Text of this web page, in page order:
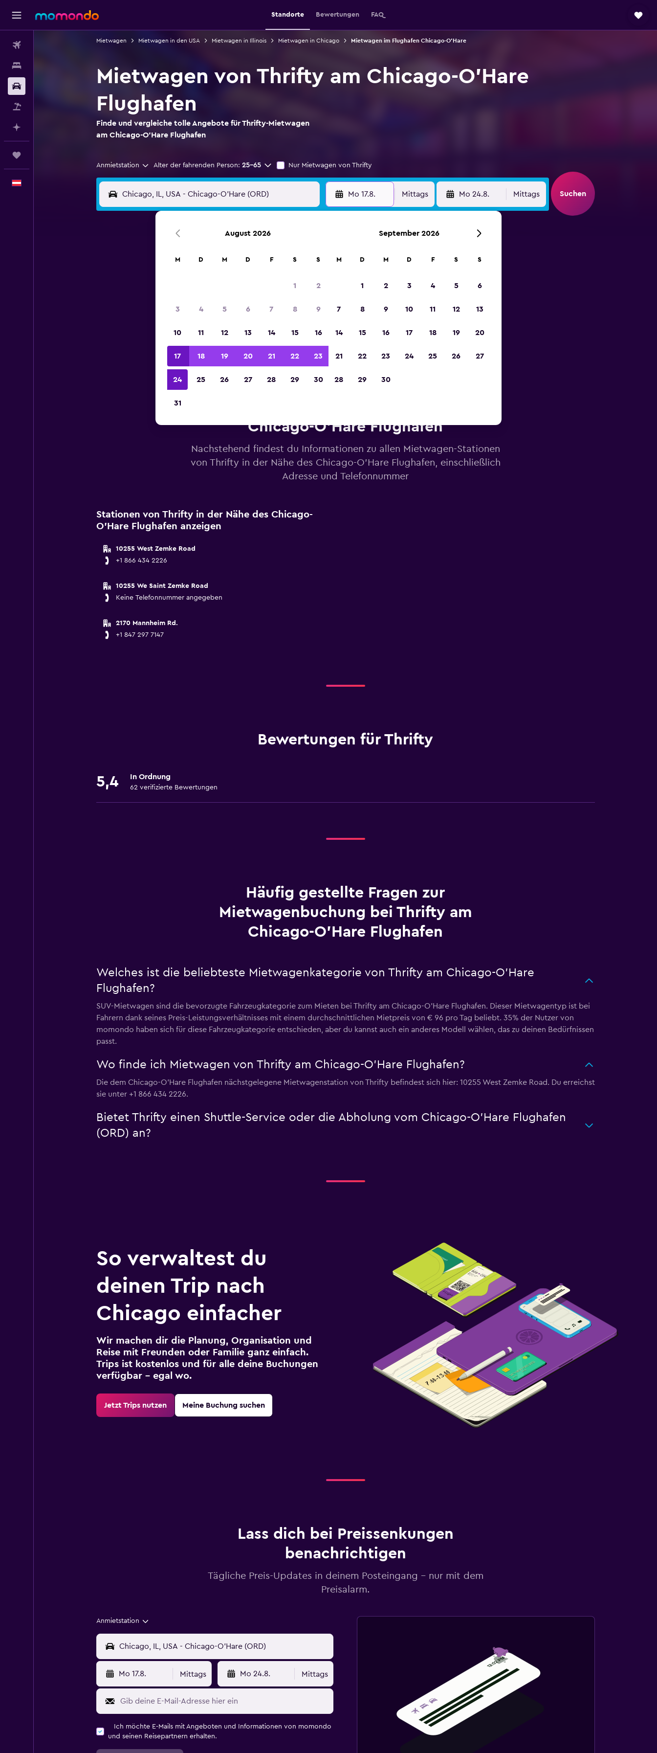
Standorte Bewertungen FAQ
Mietwagen Mietwagen in den USA Mietwagen in Illinois Mietwagen in Chicago Mietwagen im Flughafen Chicago-O'Hare
Mietwagen von Thrifty am Chicago-O'Hare
Flughafen
Finde und vergleiche tolle Angebote für Thrifty-Mietwagen
am Chicago-O'Hare Flughafen
Anmietstation Alter der fahrenden Person: 25-65 Nur Mietwagen von Thrifty
Mo 17.8. Mittags Mo 24.8. Mittags Suchen
Sieger 2023 gekürt
Chicago-O'Hare Flughafen
Nachstehend findest du Informationen zu allen Mietwagen-Stationen
von Thrifty in der Nähe des Chicago-O'Hare Flughafen, einschließlich
Adresse und Telefonnummer
Stationen von Thrifty in der Nähe des Chicago-
O'Hare Flughafen anzeigen
10255 West Zemke Road
+1 866 434 2226
10255 We Saint Zemke Road
Keine Telefonnummer angegeben
2170 Mannheim Rd.
+1 847 297 7147
Bewertungen für Thrifty
5,4 In Ordnung
62 verifizierte Bewertungen
Häufig gestellte Fragen zur
Mietwagenbuchung bei Thrifty am
Chicago-O'Hare Flughafen
Welches ist die beliebteste Mietwagenkategorie von Thrifty am Chicago-O'Hare
Flughafen?
SUV-Mietwagen sind die bevorzugte Fahrzeugkategorie zum Mieten bei Thrifty am Chicago-O'Hare Flughafen. Dieser Mietwagentyp ist bei
Fahrern dank seines Preis-Leistungsverhältnisses mit einem durchschnittlichen Mietpreis von € 96 pro Tag beliebt. 35% der Nutzer von
momondo haben sich für diese Fahrzeugkategorie entschieden, aber du kannst auch ein anderes Modell wählen, das zu deinen Bedürfnissen
passt.
Wo finde ich Mietwagen von Thrifty am Chicago-O'Hare Flughafen?
Die dem Chicago-O'Hare Flughafen nächstgelegene Mietwagenstation von Thrifty befindest sich hier: 10255 West Zemke Road. Du erreichst
sie unter +1 866 434 2226.
Bietet Thrifty einen Shuttle-Service oder die Abholung vom Chicago-O'Hare Flughafen
(ORD) an?
So verwaltest du
deinen Trip nach
Chicago einfacher
Wir machen dir die Planung, Organisation und
Reise mit Freunden oder Familie ganz einfach.
Trips ist kostenlos und für alle deine Buchungen
verfügbar – egal wo.
Jetzt Trips nutzen Meine Buchung suchen
Lass dich bei Preissenkungen
benachrichtigen
Tägliche Preis-Updates in deinem Posteingang – nur mit dem
Preisalarm.
Anmietstation
Mo 17.8. Mittags Mo 24.8. Mittags
Ich möchte E-Mails mit Angeboten und Informationen von momondo
und seinen Reisepartnern erhalten.
August 2026
M D M D F S S
1 2
3 4 5 6 7 8 9
10 11 12 13 14 15 16
17 18 19 20 21 22 23
24 25 26 27 28 29 30
31
September 2026
M D M D F S S
1 2 3 4 5 6
7 8 9 10 11 12 13
14 15 16 17 18 19 20
21 22 23 24 25 26 27
28 29 30